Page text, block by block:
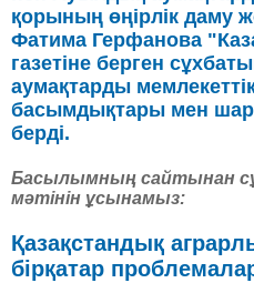
қорының өңірлік даму
Фатима Герфанова
газетіне берген
аумақтарды
басымдықтары мен
берді.
Басылымның сайтынан
мәтінін ұсынамыз:
Қазақстандық
бірқатар